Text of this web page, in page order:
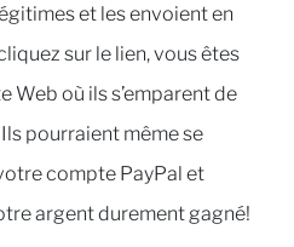
et les envoient en
sur le lien, vous êtes
Web où ils s’emparent de
pourraient même se
compte PayPal et
argent durement gagné!